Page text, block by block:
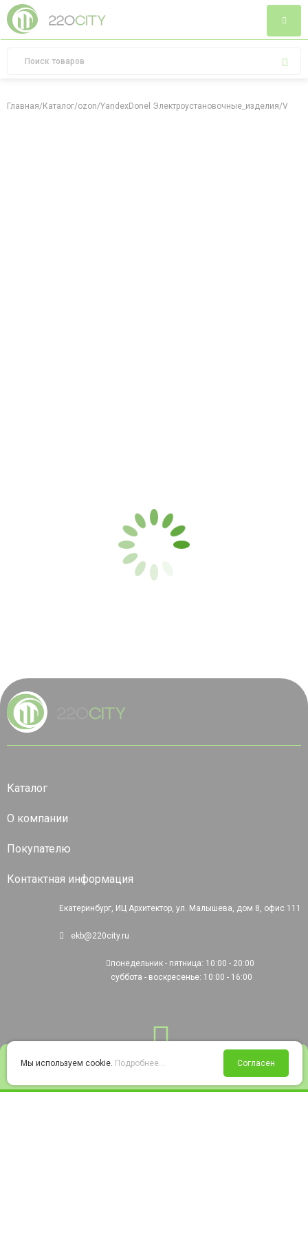
Войти Избранное Корзина
Главная/Каталог/ozon/YandexDonel Электроустановочные_изделия/
Каталог
О компании
Покупателю
Контактная информация
Екатеринбург, ИЦ Архитектор, ул. Малышева, дом 8, офис 111
ekb@220city.ru
понедельник - пятница: 10:00 - 20:00
суббота - воскресенье: 10:00 - 16:00
Мы используем cookie. Подробнее... Согласен